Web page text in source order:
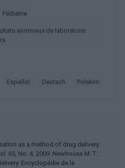
Pédiatrie
español deutsch polskim
as a method of drug delivery.
65, No. 4, 2009. Newhouse M. T. :
Encyclopédie de la